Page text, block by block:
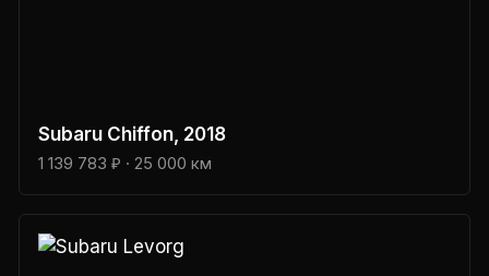
Subaru Chiffon , 2018
1 139 783 ₽ · 25 000 км